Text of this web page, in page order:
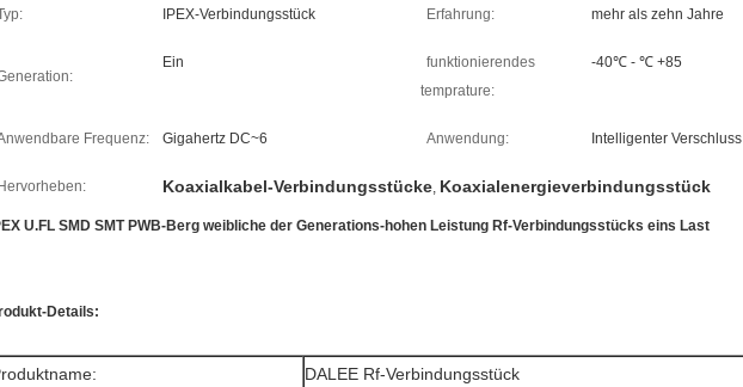
IPEX-Verbindungsstück Erfahrung: mehr als zehn Jahre
Ein
funktionierendes
temprature:
-40℃ - ℃ +85
Frequenz: Gigahertz DC~6 Anwendung: Intelligenter Verschluss
Koaxialkabel-Verbindungsstücke, Koaxialenergieverbindungsstück
U.FL SMD SMT PWB-Berg weibliche der Generations-hohen Leistung Rf-Verbindungsstücks eins Last
Details:
DALEE Rf-Verbindungsstück